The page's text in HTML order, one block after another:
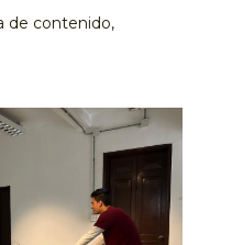
de contenido,